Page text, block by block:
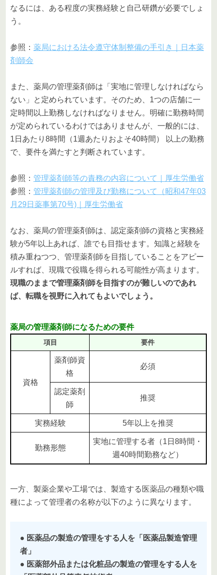
なるには、ある程度の実務経験と自己研鑽が必要でしょ
う。
参照： 薬局における法令遵守体制整備の手引き｜日本薬
剤師会
また、薬局の管理薬剤師は「実地に管理しなければなら
ない」と定められています。そのため、1つの店舗に一
定時間以上勤務しなければなりません。明確に勤務時間
が定められているわけではありませんが、一般的には、
1日あたり8時間（1週あたりおよそ40時間） 以上の勤務
で、要件を満たすと判断されています。
参照： 管理薬剤師等の責務の内容について｜厚生労働省
参照： 管理薬剤師の管理及び勤務について（昭和47年03
月29日薬事第70号)｜厚生労働省
なお、薬局の管理薬剤師は、認定薬剤師の資格と実務経
験が5年以上あれば、誰でも目指せます。知識と経験を
積み重ねつつ、管理薬剤師を目指していることをアピー
ルすれば、現職で役職を得られる可能性が高まります。
現職のままで管理薬剤師を目指すのが難しいのであれ
ば、転職を視野に入れてもよいでしょう。
薬局の管理薬剤師になるための要件
項目 要件
資格
薬剤師資
格
必須
認定薬剤
師
推奨
実務経験 5年以上を推奨
勤務形態
実地に管理する者（1日8時間・
週40時間勤務など）
一方、製薬企業や工場では、製造する医薬品の種類や職
種によって管理者の名称が以下のように異なります。
● 医薬品の製造の管理をする人を「医薬品製造管理
者」
● 医薬部外品または化粧品の製造の管理をする人を